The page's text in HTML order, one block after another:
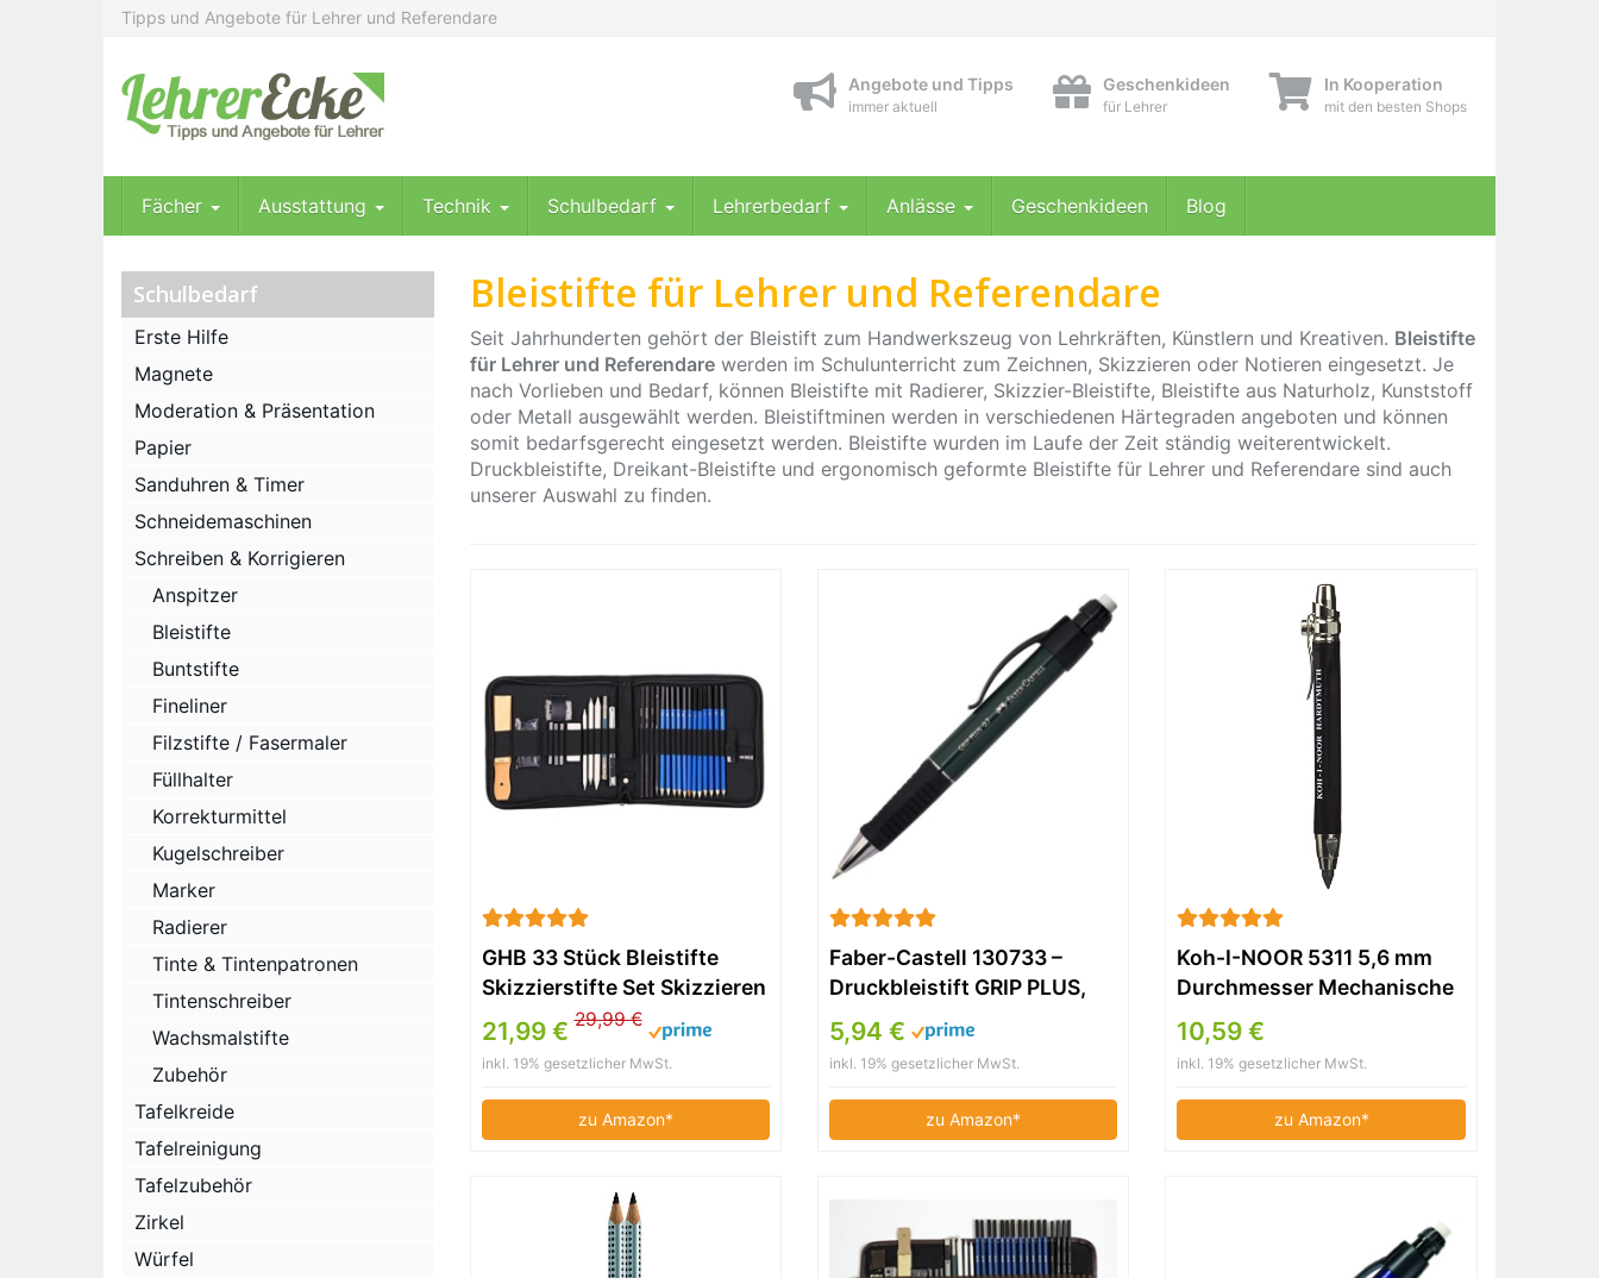
Tipps und Angebote für Lehrer und Referendare
Angebote und Tipps
immer aktuell
Geschenkideen
für Lehrer
In Kooperation
mit den besten Shops
Fächer Ausstattung Technik Schulbedarf Lehrerbedarf Anlässe Geschenkideen Blog
Bleistifte für Lehrer und Referendare
Seit Jahrhunderten gehört der Bleistift zum Handwerkszeug von Lehrkräften, Künstlern und Kreativen. Bleistifte
für Lehrer und Referendarewerden im Schulunterricht zum Zeichnen, Skizzieren oder Notieren eingesetzt. Je
nach Vorlieben und Bedarf, können Bleistifte mit Radierer, Skizzier-Bleistifte, Bleistifte aus Naturholz, Kunststoff
oder Metall ausgewählt werden. Bleistiftminen werden in verschiedenen Härtegraden angeboten und können
somit bedarfsgerecht eingesetzt werden. Bleistifte wurden im Laufe der Zeit ständig weiterentwickelt.
Druckbleistifte, Dreikant-Bleistifte und ergonomisch geformte Bleistifte für Lehrer und Referendare sind auch
unserer Auswahl zu finden.
GHB 33 Stück Bleistifte
Skizzierstifte Set Skizzieren
und Zeichnen
Professionelle Art Set mit
Graphitkohlestifte Sticks
Werkzeuge und Kit Bag
21,99 €29,99 €
inkl. 19% gesetzlicher MwSt.
zu Amazon*
Faber-Castell 130733 –
Druckbleistift GRIP PLUS,
Minenstärke: 0,7 mm,
Schaftfarbe: schwarz
metallic
5,94 €
inkl. 19% gesetzlicher MwSt.
zu Amazon*
Koh-I-NOOR 5311 5,6 mm
Durchmesser Mechanische
Kupplung führen Halter
Bleistift – Schwarz
10,59 €
inkl. 19% gesetzlicher MwSt.
zu Amazon*
Schulbedarf
Erste Hilfe
Magnete
Moderation & Präsentation
Papier
Sanduhren & Timer
Schneidemaschinen
Schreiben & Korrigieren
Anspitzer
Bleistifte
Buntstifte
Fineliner
Filzstifte / Fasermaler
Füllhalter
Korrekturmittel
Kugelschreiber
Marker
Radierer
Tinte & Tintenpatronen
Tintenschreiber
Wachsmalstifte
Zubehör
Tafelkreide
Tafelreinigung
Tafelzubehör
Zirkel
Würfel